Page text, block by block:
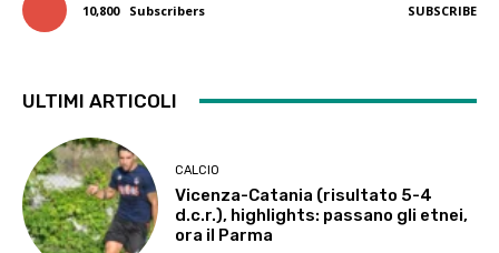
10,800 Subscribers SUBSCRIBE
ULTIMI ARTICOLI
CALCIO
Vicenza-Catania (risultato 5-4
d.c.r.), highlights: passano gli etnei,
ora il Parma